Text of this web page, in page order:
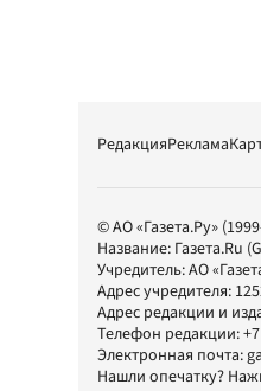
РедакцияРеклама
© АО «Газета.Ру»
Название: Газета.Ru
Учредитель:АО
Адрес учредителя:
Адрес редакции и
Телефон редакции:
Электронная почта:
Нашли опечатку?